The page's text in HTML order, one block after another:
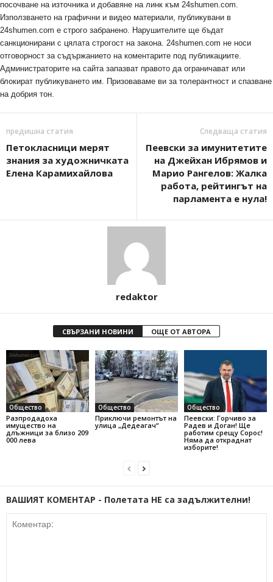
посочване на източника и добавяне на линк към 24shumen.com.
Използването на графични и видео материали, публикувани в
24shumen.com е строго забранено. Нарушителите ще бъдат
санкционирани с цялата строгост на закона. 24shumen.com не носи
отговорност за съдържанието на коментарите под публикациите.
Администраторите на сайта запазват правото да ограничават или
блокират публикуването им. Призоваваме ви за толерантност и спазване
на добрия тон.
предишна статия
Петокласници мерят
знания за художничката
Елена Карамихайлова
Следваща статия
Пеевски за имунитетите
на Джейхан Ибрямов и
Марио Рангелов: Жалка
работа, рейтингът на
парламента е нула!
redaktor
СВЪРЗАНИ НОВИНИ ОЩЕ ОТ АВТОРА
Общество
Разпродадоха
имущество на
длъжници за близо 209
000 лева
Общество
Приключи ремонтът на
улица „Дедеагач“
Общество
Пеевски: Горчиво за
Радев и Доган! Ще
работим срещу Сорос!
Няма да откраднат
изборите!
ВАШИЯТ КОМЕНТАР - Полетата НЕ са задължителни!